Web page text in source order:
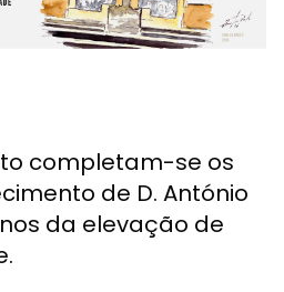
completam-se os
de D. António
da elevação de